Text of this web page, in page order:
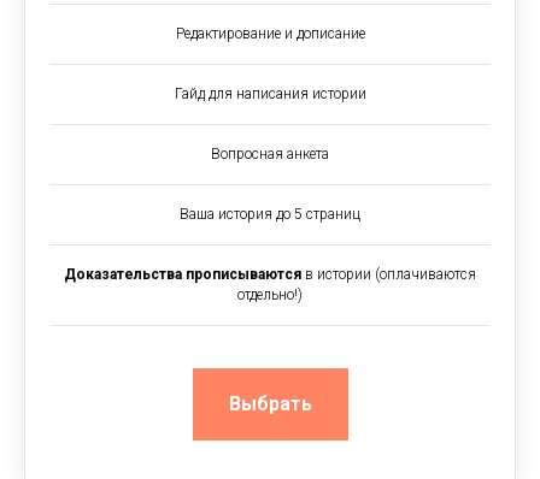
Редактирование и дописание
Гайд для написания истории
Вопросная анкета
Ваша история до 5 страниц
Доказательства прописываются в истории (оплачиваются
отдельно!)
Выбрать